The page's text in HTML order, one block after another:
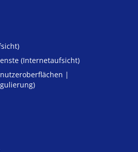
(Internetaufsicht)
|